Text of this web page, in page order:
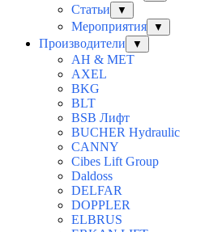
Статьи ▼
Мероприятия ▼
Производители ▼
AH & MET
AXEL
BKG
BLT
BSB Лифт
BUCHER Hydraulic
CANNY
Cibes Lift Group
Daldoss
DELFAR
DOPPLER
ELBRUS